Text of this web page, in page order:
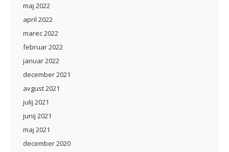
maj 2022
april 2022
marec 2022
februar 2022
januar 2022
december 2021
avgust 2021
julij 2021
junij 2021
maj 2021
december 2020